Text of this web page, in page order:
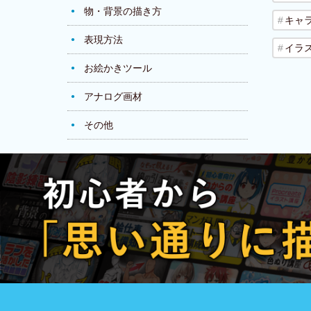
物・背景の描き方
表現方法
お絵かきツール
アナログ画材
その他
キャ
イラ